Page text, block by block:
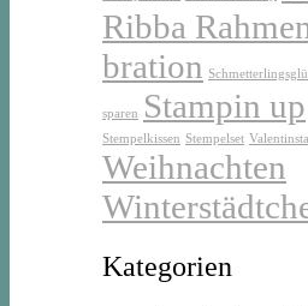
Ribba
bration
sparen Stampin up
Stempelkissen Stempelset
Weihnachten
Kategorien